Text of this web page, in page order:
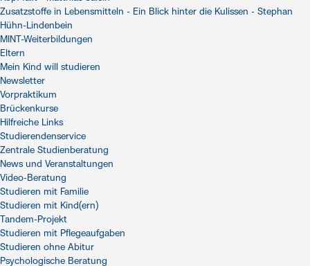
Zusatzstoffe in Lebensmitteln - Ein Blick hinter die Kulissen - Stephan
Hühn-Lindenbein
MINT-Weiterbildungen
Eltern
Mein Kind will studieren
Newsletter
Vorpraktikum
Brückenkurse
Hilfreiche Links
Studierendenservice
Zentrale Studienberatung
News und Veranstaltungen
Video-Beratung
Studieren mit Familie
Studieren mit Kind(ern)
Tandem-Projekt
Studieren mit Pflegeaufgaben
Studieren ohne Abitur
Psychologische Beratung